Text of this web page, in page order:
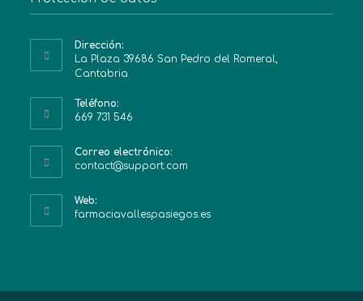
Dirección:
La Plaza 39686 San Pedro del Romeral,
Cantabria
Teléfono:
669 731 546
Correo electrónico:
contact@support.com
Web:
farmaciavallespasiegos.es